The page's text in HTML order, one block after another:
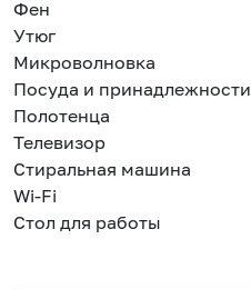
Фен
Утюг
Микроволновка
Посуда и принадлежности
Полотенца
Телевизор
Стиральная машина
Wi-Fi
Стол для работы